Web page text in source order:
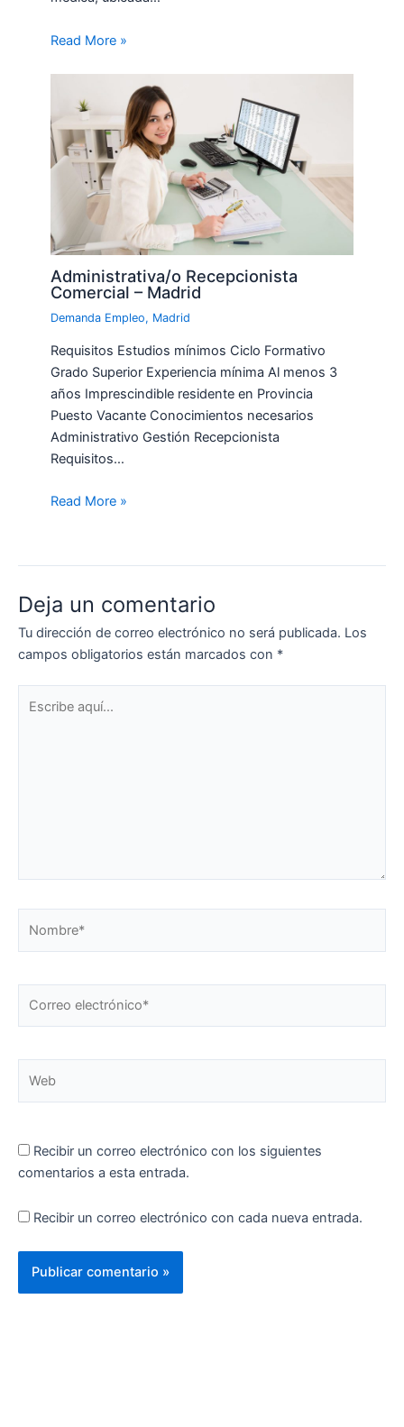
Read More »
Administrativa/o Recepcionista
Comercial – Madrid
Demanda Empleo, Madrid
Requisitos Estudios mínimos Ciclo Formativo
Grado Superior Experiencia mínima Al menos 3
años Imprescindible residente en Provincia
Puesto Vacante Conocimientos necesarios
Administrativo Gestión Recepcionista
Requisitos…
Read More »
Deja un comentario
Tu dirección de correo electrónico no será publicada. Los
campos obligatorios están marcados con *
Recibir un correo electrónico con los siguientes
comentarios a esta entrada.
Recibir un correo electrónico con cada nueva entrada.